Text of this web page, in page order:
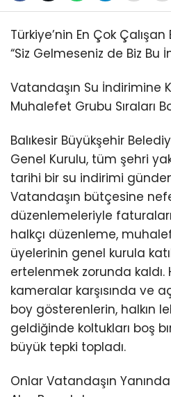
Türkiye’nin En Çok Çalışan
“Siz Gelmeseniz de Biz Bu
Vatandaşın Su İndirimine
Muhalefet Grubu Sıraları
Balıkesir Büyükşehir
Genel Kurulu, tüm şehri
tarihi bir su indirimi
Vatandaşın bütçesine
düzenlemeleriyle
halkçı düzenleme,
üyelerinin genel kurula
ertelenmek zorunda
kameralar karşısında ve
boy gösterenlerin, halkın
geldiğinde koltukları boş
büyük tepki topladı.
Onlar Vatandaşın